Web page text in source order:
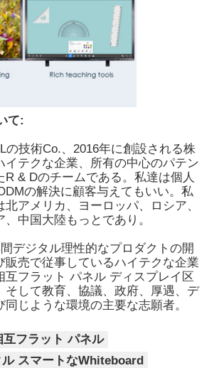
て:
の技術Co.、2016年に創設される株
イテクな企業、所有の中心のパテン
R & Dのチームである。私達は個人
の解決に顧客与えてもいい。私
アメリカ、ヨーロッパ、ロシア、
中国大陸もっとであり。
デジタル理性的なプロダクトの開
販売で従事しているハイテクな企業
互フラット パネル ディスプレイ区
そして教育、協議、政府、厚遇、デ
じような環境の主要な志願者。
フラット パネル
スマートなWhiteboard